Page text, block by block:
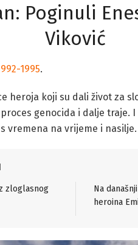
Poginuli
Viković
1995.
heroja koji su dali život za
genocida i dalje traje.
vremena na vrijeme i nasilje.
zloglasnog
Na
heroina